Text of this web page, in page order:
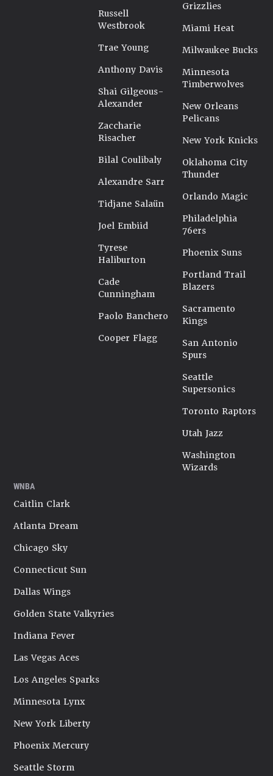
Russell
Westbrook
Trae Young
Anthony Davis
Shai Gilgeous-
Alexander
Zaccharie
Risacher
Bilal Coulibaly
Alexandre Sarr
Tidjane Salaün
Joel Embiid
Tyrese
Haliburton
Cade
Cunningham
Paolo Banchero
Cooper Flagg
Grizzlies
Miami Heat
Milwaukee Bucks
Minnesota
Timberwolves
New Orleans
Pelicans
New York Knicks
Oklahoma City
Thunder
Orlando Magic
Philadelphia
76ers
Phoenix Suns
Portland Trail
Blazers
Sacramento
Kings
San Antonio
Spurs
Seattle
Supersonics
Toronto Raptors
Utah Jazz
Washington
Wizards
WNBA
Caitlin Clark
Atlanta Dream
Chicago Sky
Connecticut Sun
Dallas Wings
Golden State Valkyries
Indiana Fever
Las Vegas Aces
Los Angeles Sparks
Minnesota Lynx
New York Liberty
Phoenix Mercury
Seattle Storm